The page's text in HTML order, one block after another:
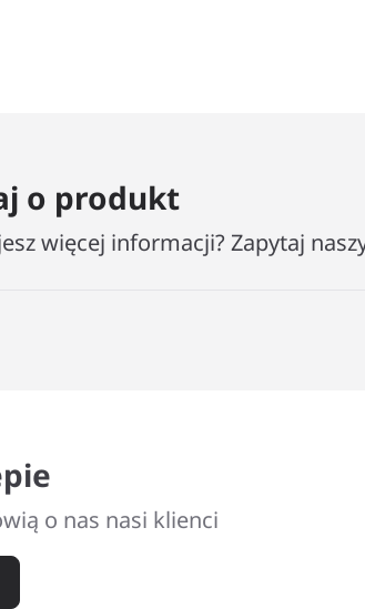
o produkt
więcej informacji? Zapytaj
o nas nasi klienci